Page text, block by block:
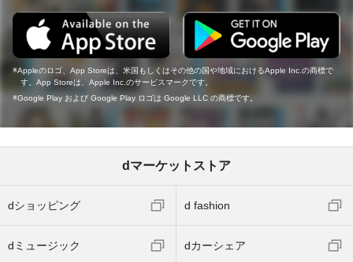
Appleのロゴ、App Storeは、米国もしくはその他の国や地域におけるApple Inc.の商標で
す。App Storeは、Apple Inc.のサービスマークです。
Google Play および Google Play ロゴは Google LLC の商標です。
dマーケットストア
dショッピング d fashion
dミュージック dカーシェア